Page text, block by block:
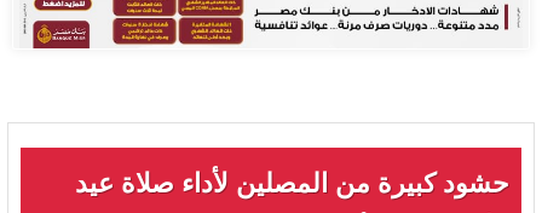
حشود كبيرة من المصلين لأداء صلاة عيد